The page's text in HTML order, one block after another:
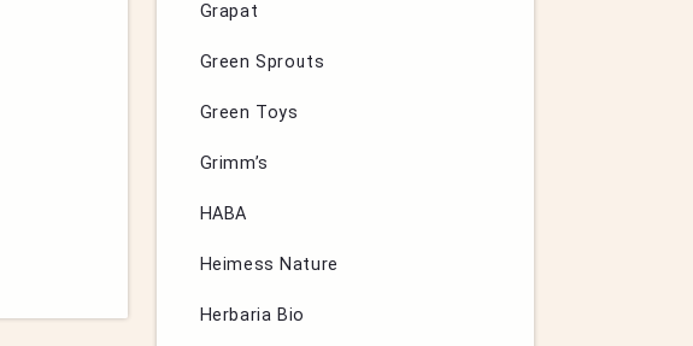
Grapat
Green Sprouts
Green Toys
Grimm’s
HABA
Heimess Nature
Herbaria Bio